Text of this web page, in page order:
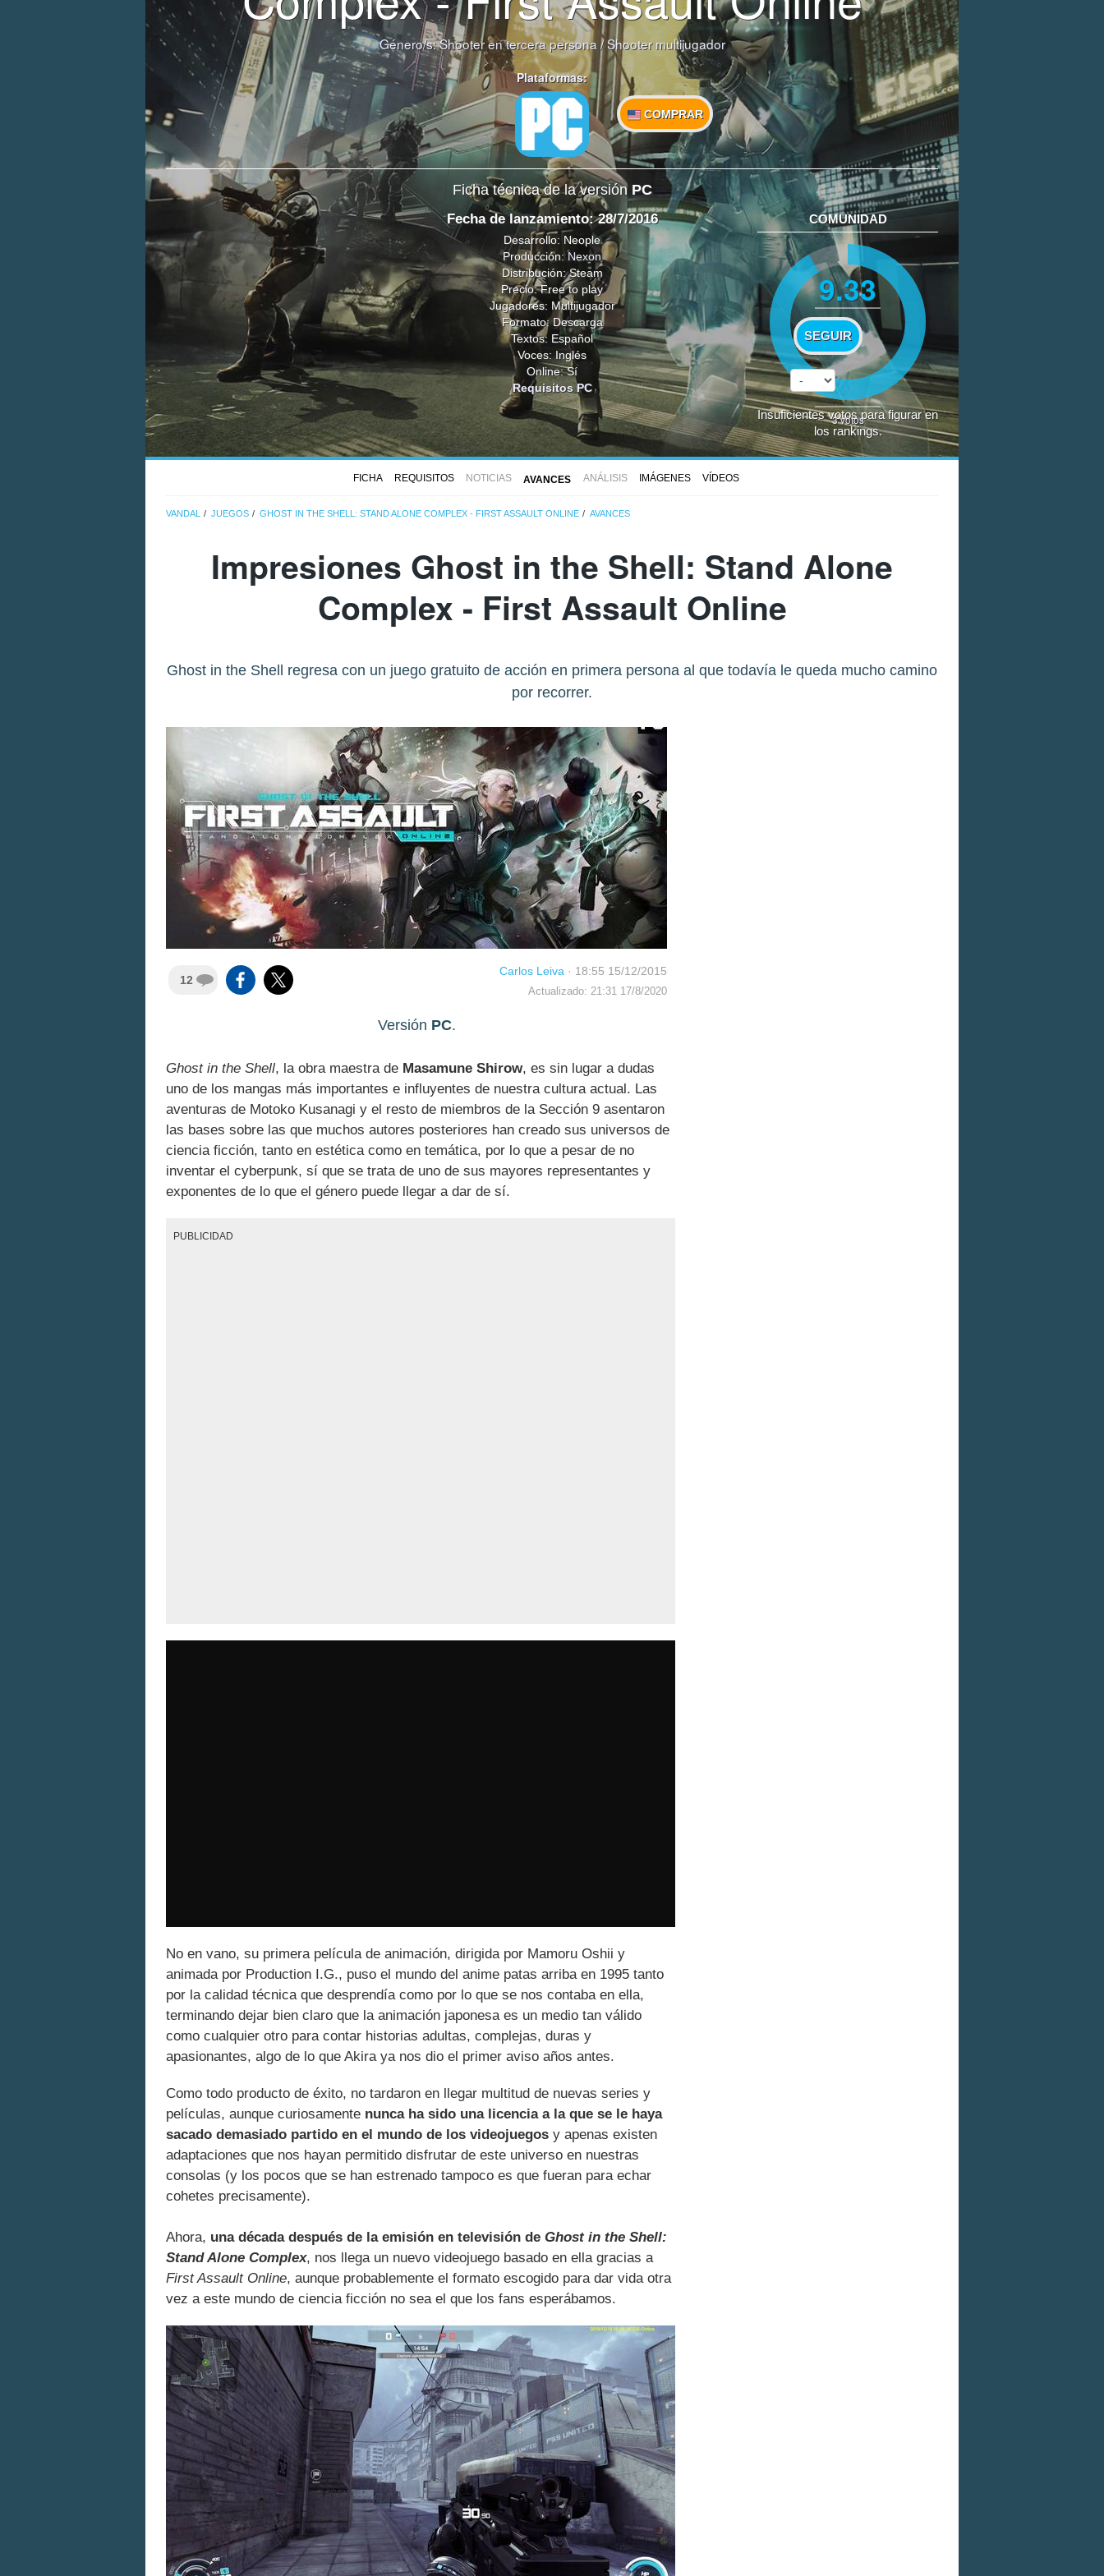
Género/s:Shooter en tercera persona /Shooter multijugador
Plataformas:
COMPRAR
Ficha técnica de la versión PC
Fecha de lanzamiento: 28/7/2016
Desarrollo: Neople
Producción:Nexon
Distribución: Steam
Precio: Free to play
Jugadores: Multijugador
Formato: Descarga
Textos: Español
Voces: Inglés
Online: Sí
Requisitos PC
COMUNIDAD
9.33
SEGUIR
3votos
Insuficientes votos para figurar en
los rankings.
FICHA REQUISITOS NOTICIAS AVANCES ANÁLISIS IMÁGENES VÍDEOS
VANDAL JUEGOS GHOST IN THE SHELL: STAND ALONE COMPLEX - FIRST ASSAULT ONLINE AVANCES
Impresiones Ghost in the Shell: Stand Alone
Complex - First Assault Online
Ghost in the Shell regresa con un juego gratuito de acción en primera persona al que todavía le queda mucho camino
por recorrer.
12
Carlos Leiva · 18:55 15/12/2015
Actualizado: 21:31 17/8/2020
Versión PC.
Ghost in the Shell, la obra maestra de Masamune Shirow, es sin lugar a dudas
uno de los mangas más importantes e influyentes de nuestra cultura actual. Las
aventuras de Motoko Kusanagi y el resto de miembros de la Sección 9 asentaron
las bases sobre las que muchos autores posteriores han creado sus universos de
ciencia ficción, tanto en estética como en temática, por lo que a pesar de no
inventar el cyberpunk, sí que se trata de uno de sus mayores representantes y
exponentes de lo que el género puede llegar a dar de sí.
PUBLICIDAD
No en vano, su primera película de animación, dirigida por Mamoru Oshii y
animada por Production I.G., puso el mundo del anime patas arriba en 1995 tanto
por la calidad técnica que desprendía como por lo que se nos contaba en ella,
terminando dejar bien claro que la animación japonesa es un medio tan válido
como cualquier otro para contar historias adultas, complejas, duras y
apasionantes, algo de lo que Akira ya nos dio el primer aviso años antes.
Como todo producto de éxito, no tardaron en llegar multitud de nuevas series y
películas, aunque curiosamente nunca ha sido una licencia a la que se le haya
sacado demasiado partido en el mundo de los videojuegos y apenas existen
adaptaciones que nos hayan permitido disfrutar de este universo en nuestras
consolas (y los pocos que se han estrenado tampoco es que fueran para echar
cohetes precisamente).
Ahora, una década después de la emisión en televisión de Ghost in the Shell:
Stand Alone Complex, nos llega un nuevo videojuego basado en ella gracias a
First Assault Online, aunque probablemente el formato escogido para dar vida otra
vez a este mundo de ciencia ficción no sea el que los fans esperábamos.